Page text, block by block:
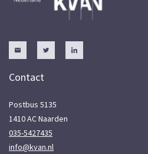
Contact
Postbus 5135
1410 AC Naarden
035-5427435
info@kvan.nl